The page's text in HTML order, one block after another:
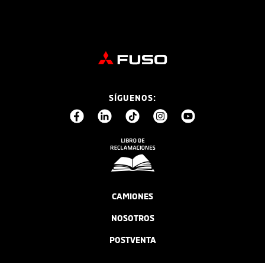
SÍGUENOS:
CAMIONES
NOSOTROS
POSTVENTA